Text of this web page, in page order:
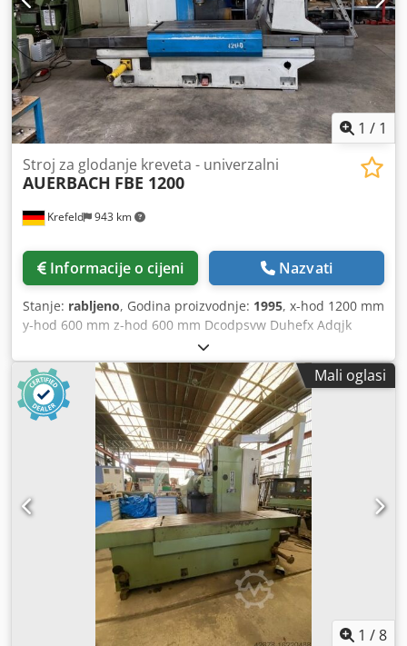
1 / 1
Krefeld 943 km
Stroj za glodanje kreveta - univerzalni
AUERBACH FBE 1200
Informacije o cijeni Nazvati
Stanje: rabljeno, Godina proizvodnje: 1995, x-hod 1200 mm
y-hod 600 mm z-hod 600 mm Dcodpsvw Duhefx Adqjk
Veličina stola 1300 x 600 mm maksimalna težina obratka
2000 kg Montaža vretena ISO 50 Broj okretaja vretena -
kontinuirano 30 - 3500 o/min Unosi kontinuirano 1 - 6000
mm/min Brzi hod 10 m/min Pogonska snaga - vreteno za
glodanje 18 kW Okretni moment na vretenu 500 Nm
Udaljenost radnog vretena/stezne površine max 267 - 867
mm Udaljenost stola do okomite glave 58 - 658 mm Napon
380 V / 50 Hz Upravljački napon 230 V Ukupna potrebna
snaga 22 kW Težina stroja cca 6,5 t Dimenzije 3,6 x 4,2 x 2,3
mm CNC upravljanje DR HEIDENHAIN TNC 360, hidr. uređaj
za stezanje alata, električni ručni kotač, Vertikalna glava se
može zakretati ručno, rashladni uređaj,
Mali oglasi
1 /8